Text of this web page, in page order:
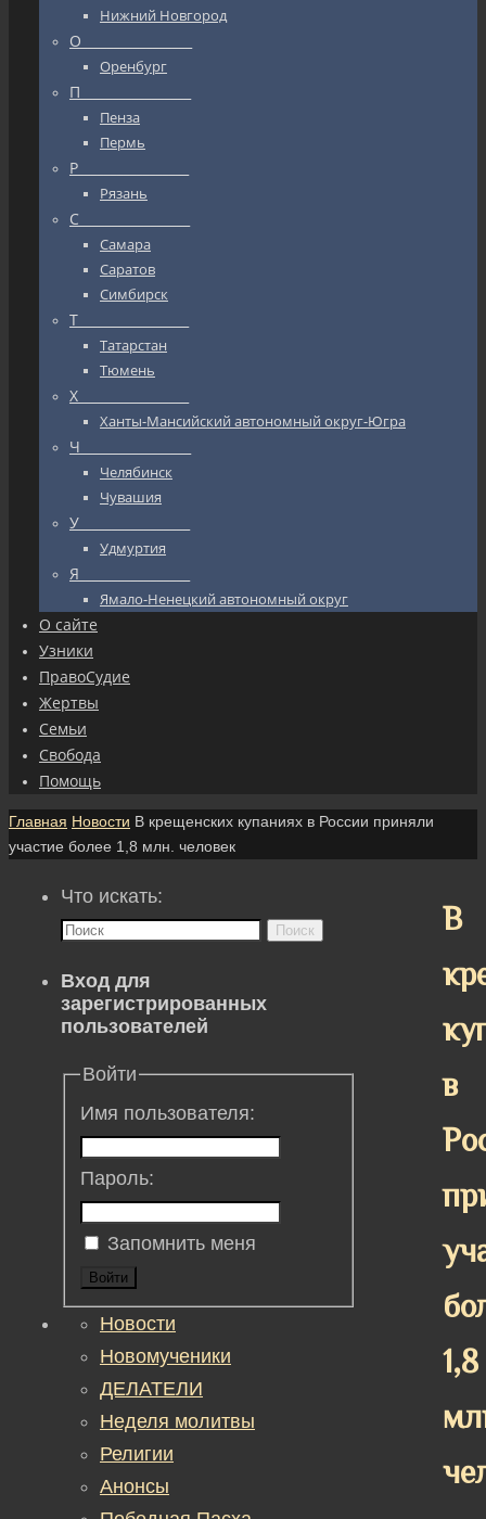
Нижний Новгород
О_________________
Оренбург
П_________________
Пенза
Пермь
Р_________________
Рязань
С_________________
Самара
Саратов
Симбирск
Т_________________
Татарстан
Тюмень
Х_________________
Ханты-Мансийский автономный округ-Югра
Ч_________________
Челябинск
Чувашия
У_________________
Удмуртия
Я_________________
Ямало-Ненецкий автономный округ
О сайте
Узники
ПравоСудие
Жертвы
Семьи
Свобода
Помощь
Главная Новости В крещенских купаниях в России приняли
участие более 1,8 млн. человек
В
в
1,8
Что искать:
Поиск
Вход для
зарегистрированных
пользователей
Войти
Имя пользователя:
Пароль:
Запомнить меня
Войти
Новости
Новомученики
ДЕЛАТЕЛИ
Неделя молитвы
Религии
Анонсы